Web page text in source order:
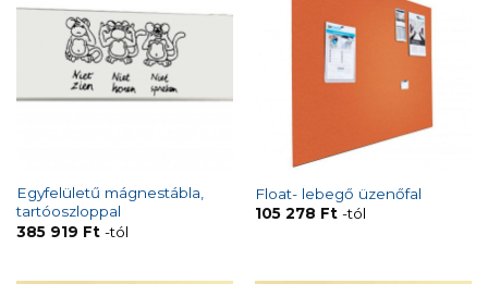
Egyfelületű mágnestábla,
tartóoszloppal
385 919 Ft-tól
Float- lebegő üzenőfal
105 278 Ft-tól